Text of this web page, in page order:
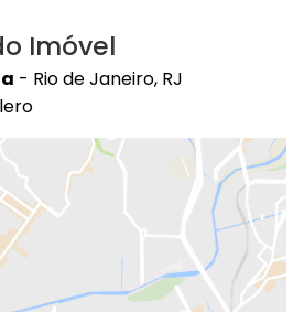
Imóvel
- Rio de Janeiro, RJ